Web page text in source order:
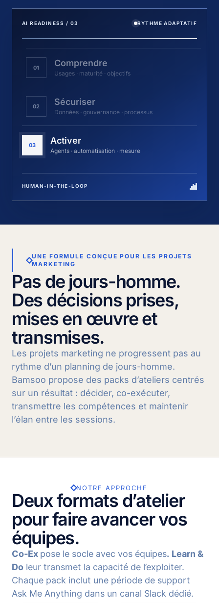
AI READINESS / 03 RYTHME ADAPTATIF
01 Comprendre
Usages · maturité · objectifs
02 Sécuriser
Données · gouvernance · processus
03 Activer
Agents · automatisation · mesure
HUMAN-IN-THE-LOOP
UNE FORMULE CONÇUE POUR LES PROJETS
MARKETING
Pas de jours-homme.
Des décisions prises,
mises en œuvre et
transmises.
Les projets marketing ne progressent pas au
rythme d’un planning de jours-homme.
Bamsoo propose des packs d’ateliers centrés
sur un résultat : décider, co-exécuter,
transmettre les compétences et maintenir
l’élan entre les sessions.
NOTRE APPROCHE
Deux formats d’atelier
pour faire avancer vos
équipes.
Co‑Ex pose le socle avec vos équipes. Learn &
Do leur transmet la capacité de l’exploiter.
Chaque pack inclut une période de support
Ask Me Anything dans un canal Slack dédié.